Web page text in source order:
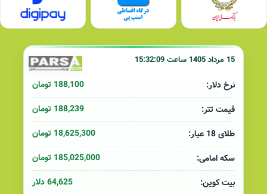
15 مرداد 1405 ساعت 15:32:09
نرخ دلار:
188,100 تومان
قیمت تتر:
188,239 تومان
طلای 18 عیار:
18,625,300 تومان
سکه امامی:
185,025,000 تومان
بیت کوین:
64,625 دلار